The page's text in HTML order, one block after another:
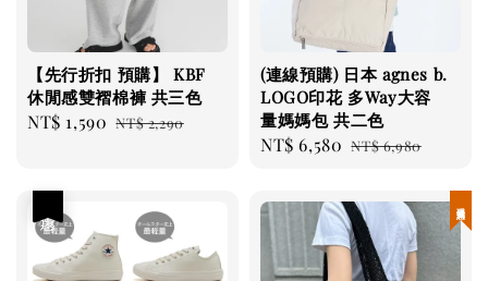
【先行折扣 預購】 KBF
休閒感雙褶棉褲 共三色
Sale
NT$ 1,590 Regular
NT$ 2,290
(連線預購) 日本 agnes b.
LOGO印花 多Way大容
量媽媽包 共二色
Sale
NT$ 6,580 Regular
NT$ 6,980